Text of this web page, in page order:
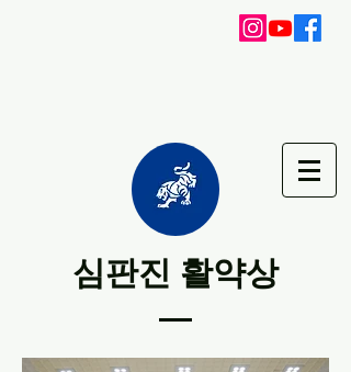
​심판진 활약상